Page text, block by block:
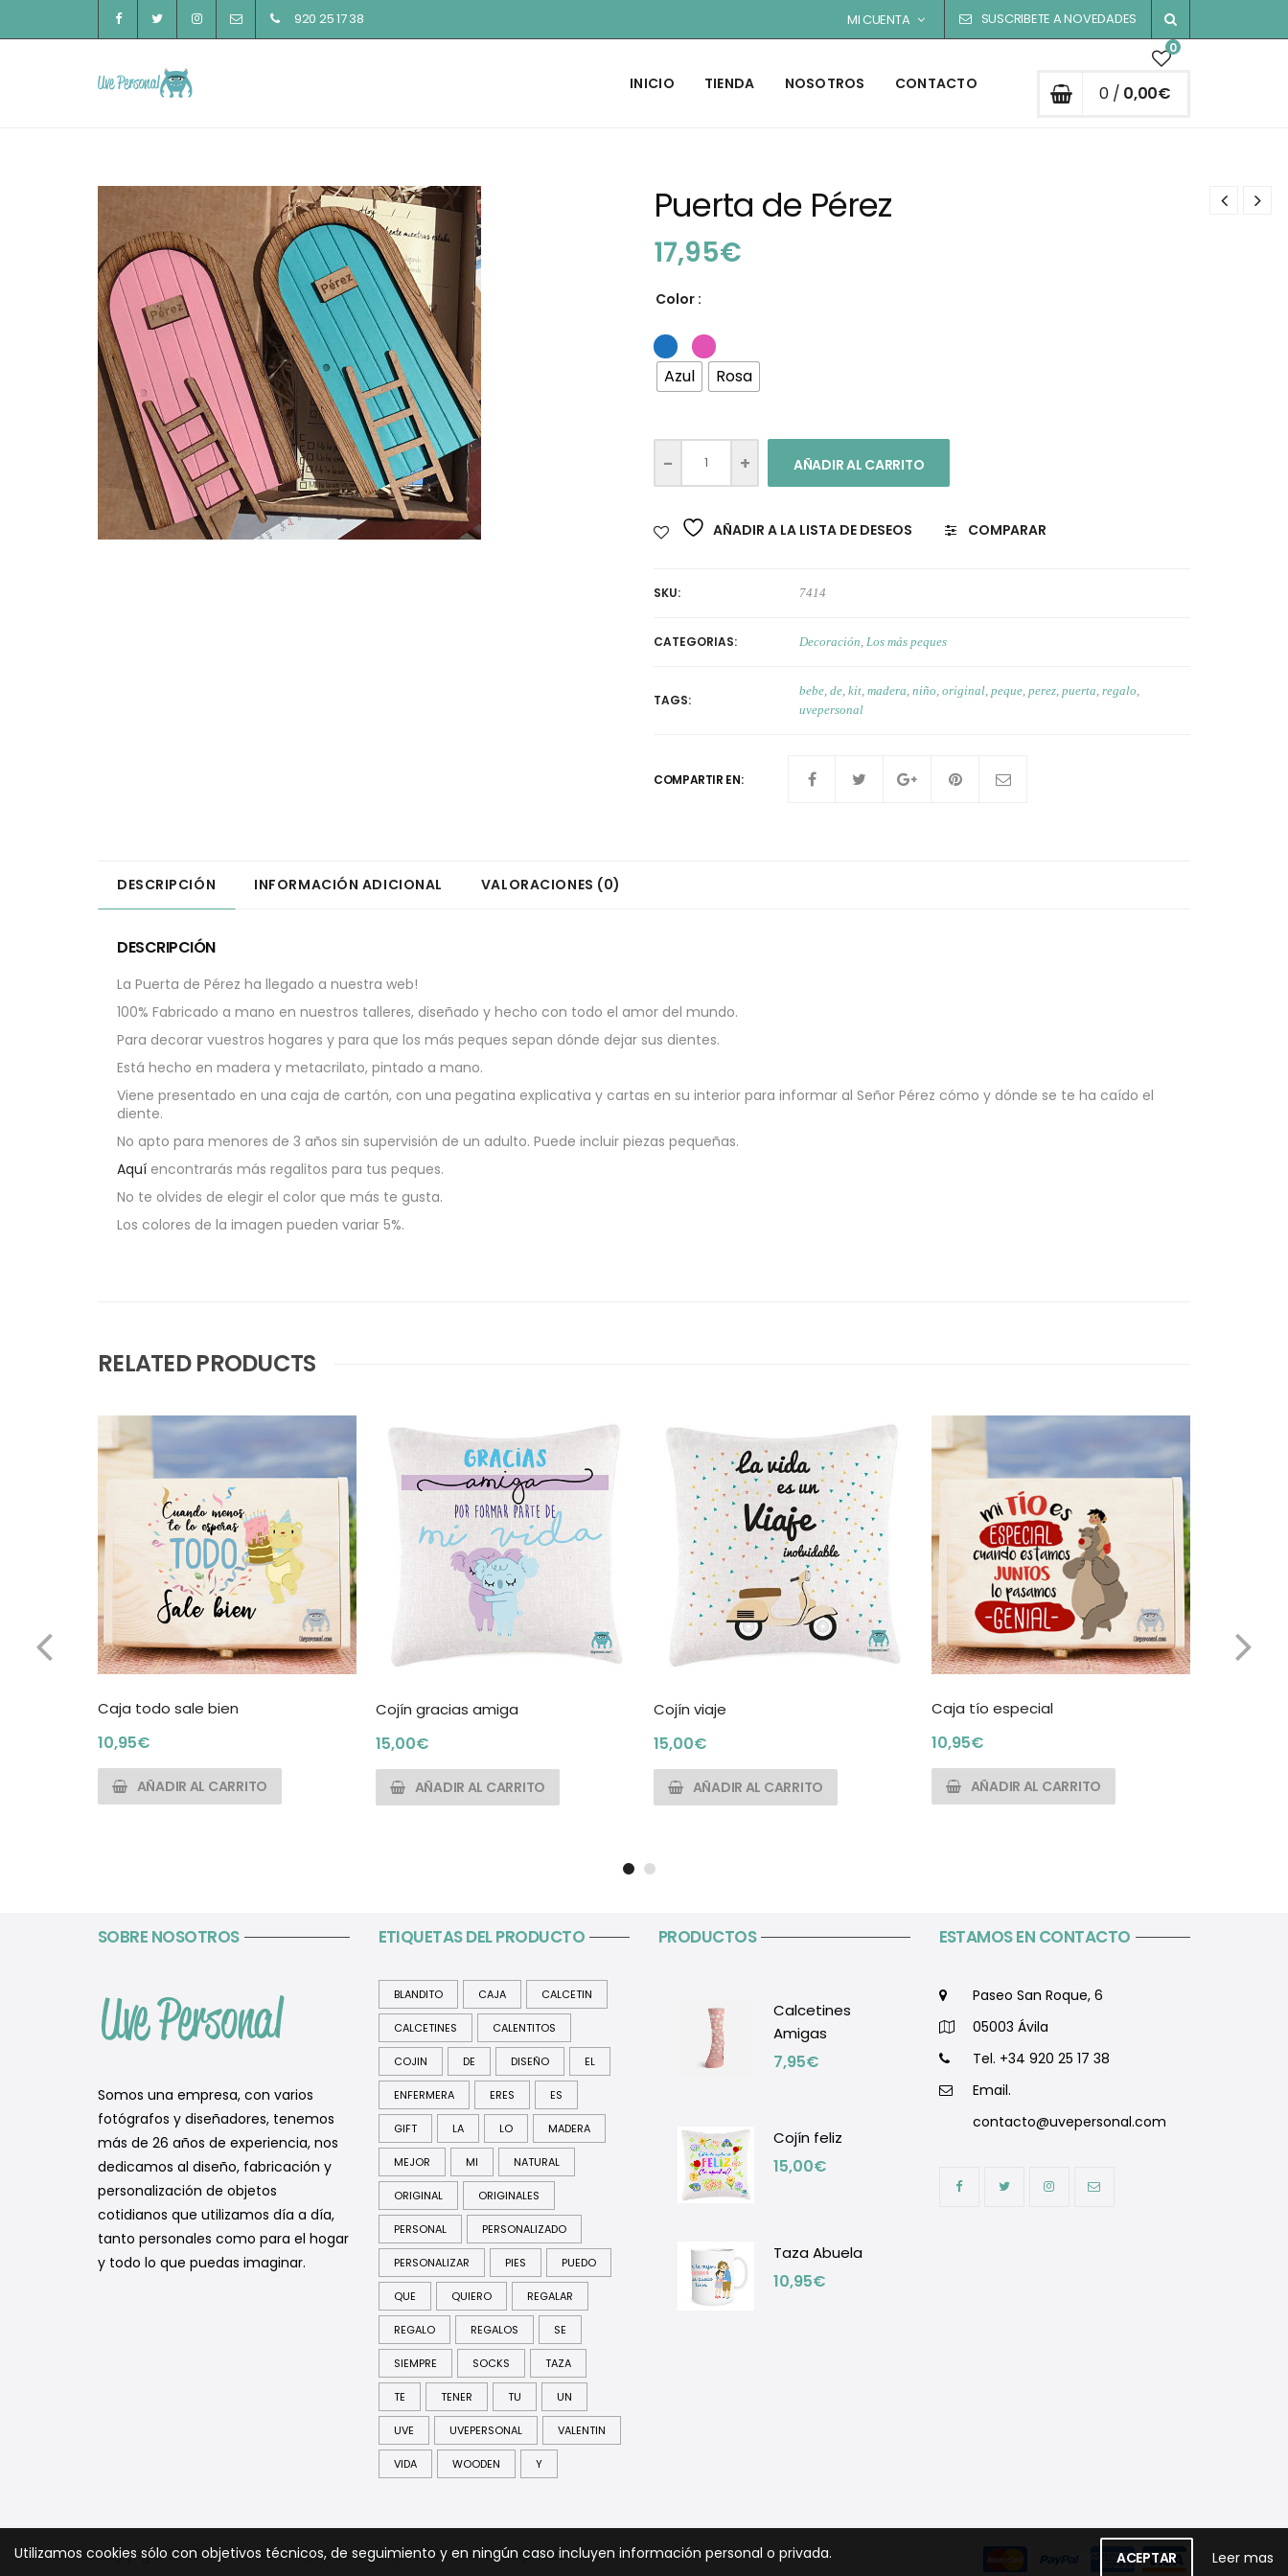
920 25 17 38 MI CUENTA SUSCRIBETE A NOVEDADES
INICIO TIENDA NOSOTROS CONTACTO
0
0 / 0,00€
Puerta de Pérez
17,95€
Color :
Azul Rosa
AÑADIR AL CARRITO
AÑADIR A LA LISTA DE DESEOS COMPARAR
SKU: 7414
CATEGORIAS: Decoración, Los más peques
TAGS:
bebe, de, kit, madera, niño, original, peque, perez, puerta, regalo,
uvepersonal
COMPARTIR EN:
DESCRIPCIÓN INFORMACIÓN ADICIONAL VALORACIONES (0)
DESCRIPCIÓN
La Puerta de Pérez ha llegado a nuestra web!
100% Fabricado a mano en nuestros talleres, diseñado y hecho con todo el amor del mundo.
Para decorar vuestros hogares y para que los más peques sepan dónde dejar sus dientes.
Está hecho en madera y metacrilato, pintado a mano.
Viene presentado en una caja de cartón, con una pegatina explicativa y cartas en su interior para informar al Señor Pérez cómo y dónde se te ha caído el
diente.
No apto para menores de 3 años sin supervisión de un adulto. Puede incluir piezas pequeñas.
Aquí encontrarás más regalitos para tus peques.
No te olvides de elegir el color que más te gusta.
Los colores de la imagen pueden variar 5%.
RELATED PRODUCTS
Caja todo sale bien
10,95€
AÑADIR AL CARRITO
Cojín gracias amiga
15,00€
AÑADIR AL CARRITO
Cojín viaje
15,00€
AÑADIR AL CARRITO
Caja tío especial
10,95€
AÑADIR AL CARRITO
SOBRE NOSOTROS
Somos una empresa, con varios
fotógrafos y diseñadores, tenemos
más de 26 años de experiencia, nos
dedicamos al diseño, fabricación y
personalización de objetos
cotidianos que utilizamos día a día,
tanto personales como para el hogar
y todo lo que puedas imaginar.
ETIQUETAS DEL PRODUCTO
BLANDITO CAJA CALCETIN
CALCETINES CALENTITOS
COJIN DE DISEÑO EL
ENFERMERA ERES ES
GIFT LA LO MADERA
MEJOR MI NATURAL
ORIGINAL ORIGINALES
PERSONAL PERSONALIZADO
PERSONALIZAR PIES PUEDO
QUE QUIERO REGALAR
REGALO REGALOS SE
SIEMPRE SOCKS TAZA
TE TENER TU UN
UVE UVEPERSONAL VALENTIN
VIDA WOODEN Y
PRODUCTOS
Calcetines
Amigas
7,95€
Cojín feliz
15,00€
Taza Abuela
10,95€
ESTAMOS EN CONTACTO
Paseo San Roque, 6
05003 Ávila
Tel. +34 920 25 17 38
Email.
contacto@uvepersonal.com
Copyright 2020 © Uve Personal |Aviso legal| Creada con Morpheus
Utilizamos cookies sólo con objetivos técnicos, de seguimiento y en ningún caso incluyen información personal o privada. ACEPTAR Leer mas